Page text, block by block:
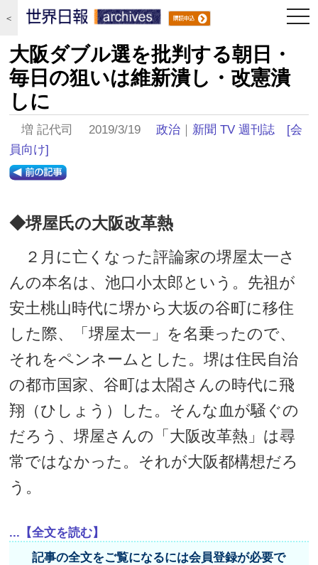
＜
大阪ダブル選を批判する朝日・
毎日の狙いは維新潰し・改憲潰
しに
増 記代司 2019/3/19政治 ｜ 新聞 TV 週刊誌
[会
員向け]
◆堺屋氏の大阪改革熱
２月に亡くなった評論家の堺屋太一さ
んの本名は、池口小太郎という。先祖が
安土桃山時代に堺から大坂の谷町に移住
した際、「堺屋太一」を名乗ったので、
それをペンネームとした。堺は住民自治
の都市国家、谷町は太閤さんの時代に飛
翔（ひしょう）した。そんな血が騒ぐの
だろう、堺屋さんの「大阪改革熱」は尋
常ではなかった。それが大阪都構想だろ
う。
...【全文を読む】
記事の全文をご覧になるには会員登録が必要で